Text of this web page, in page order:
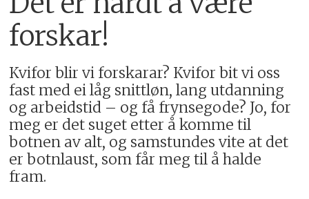
forskar!
Kvifor blir vi forskarar? Kvifor bit vi oss
fast med ei låg snittløn, lang utdanning
og arbeidstid – og få frynsegode? Jo, for
meg er det suget etter å komme til
botnen av alt, og samstundes vite at det
er botnlaust, som får meg til å halde
fram.